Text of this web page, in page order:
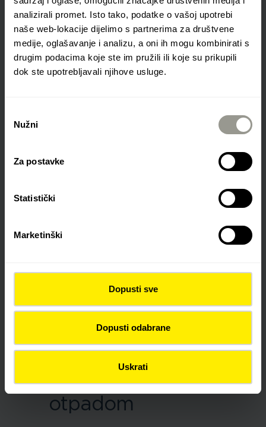
analizirali promet. Isto tako, podatke o vašoj upotrebi
naše web-lokacije dijelimo s partnerima za društvene
medije, oglašavanje i analizu, a oni ih mogu kombinirati s
drugim podacima koje ste im pružili ili koje su prikupili
dok ste upotrebljavali njihove usluge.
pristanka
Nužni
Za postavke
Statistički
Marketinški
Dopusti sve
Dopusti odabrane
Uskrati
utvrđivanje i stalnu analizu značajnih aspekata i
utjecaja na okoliš u domeni poslovanja,
stalno usklađivanje s važećim zakonima i
podzakonskim propisima,
Hrvatska vodi brigu o stalnom osposobljavanju
zaštiti okoliša, a brinemo i o neizravnom utjecaju
koji se ostvaruje aktivnostima naših dobavljača i
prihvatljive tehnologije i procesi te se trudimo
preventivnim mjerama poboljšati rezultate zaštite
okoliša.
Gospodarenje
otpadom